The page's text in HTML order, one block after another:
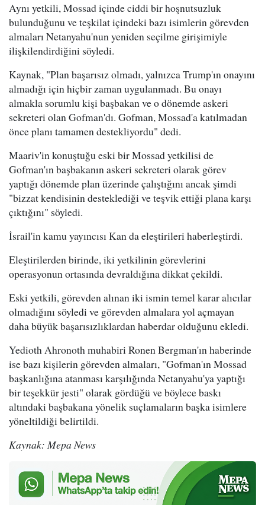
Aynı yetkili, Mossad içinde ciddi bir hoşnutsuzluk
bulunduğunu ve teşkilat içindeki bazı isimlerin görevden
almaları Netanyahu'nun yeniden seçilme girişimiyle
ilişkilendirdiğini söyledi.
Kaynak, "Plan başarısız olmadı, yalnızca Trump'ın onayını
almadığı için hiçbir zaman uygulanmadı. Bu onayı
almakla sorumlu kişi başbakan ve o dönemde askeri
sekreteri olan Gofman'dı. Gofman, Mossad'a katılmadan
önce planı tamamen destekliyordu" dedi.
Maariv'in konuştuğu eski bir Mossad yetkilisi de
Gofman'ın başbakanın askeri sekreteri olarak görev
yaptığı dönemde plan üzerinde çalıştığını ancak şimdi
"bizzat kendisinin desteklediği ve teşvik ettiği plana karşı
çıktığını" söyledi.
İsrail'in kamu yayıncısı Kan da eleştirileri haberleştirdi.
Eleştirilerden birinde, iki yetkilinin görevlerini
operasyonun ortasında devraldığına dikkat çekildi.
Eski yetkili, görevden alınan iki ismin temel karar alıcılar
olmadığını söyledi ve görevden almalara yol açmayan
daha büyük başarısızlıklardan haberdar olduğunu ekledi.
Yedioth Ahronoth muhabiri Ronen Bergman'ın haberinde
ise bazı kişilerin görevden almaları, "Gofman'ın Mossad
başkanlığına atanması karşılığında Netanyahu'ya yaptığı
bir teşekkür jesti" olarak gördüğü ve böylece baskı
altındaki başbakana yönelik suçlamaların başka isimlere
yöneltildiği belirtildi.
Kaynak: Mepa News